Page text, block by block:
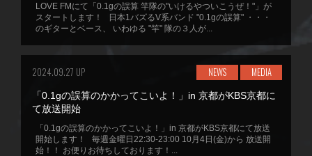
LOVE FMにて「0.1gの誤算 竿隊の"いけるやついこうぜ！"」が
スタートします！ 日本1バズるV系バンド "0.1gの誤算" ・・・
のギターとベース、 いわゆる "竿" 隊の３人が...
2024.09.27 UP NEWS MEDIA
「0.1gの誤算のかかってこいよ！」in 京都がKBS京都に
て放送開始
「0.1gの誤算のかかってこいよ！」in 京都がKBS京都にて放送
開始します！ 毎週金曜日22:30-23:00 10月4日(金)から 放送開
始！！ お便りお待ちしております！...